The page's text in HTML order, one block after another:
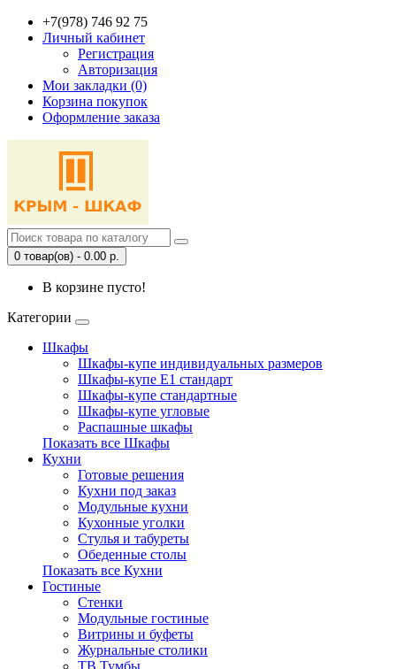
+7(978) 746 92 75
Личный кабинет
Регистрация
Авторизация
Мои закладки (0)
Корзина покупок
Оформление заказа
0 товар(ов) - 0.00 р.
В корзине пусто!
Категории
Шкафы
Шкафы-купе индивидуальных размеров
Шкафы-купе Е1 стандарт
Шкафы-купе стандартные
Шкафы-купе угловые
Распашные шкафы
Показать все Шкафы
Кухни
Готовые решения
Кухни под заказ
Модульные кухни
Кухонные уголки
Стулья и табуреты
Обеденные столы
Показать все Кухни
Гостиные
Стенки
Модульные гостиные
Витрины и буфеты
Журнальные столики
ТВ Тумбы